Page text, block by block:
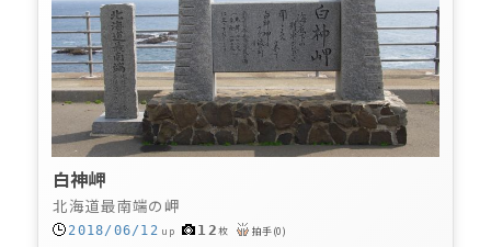
白神岬
北海道最南端の岬
2018/06/12 up 12枚 拍手(0)